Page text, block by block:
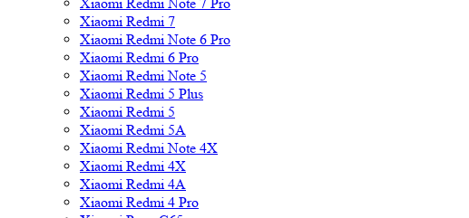
Xiaomi Redmi 7
Xiaomi Redmi Note 6 Pro
Xiaomi Redmi 6 Pro
Xiaomi Redmi Note 5
Xiaomi Redmi 5 Plus
Xiaomi Redmi 5
Xiaomi Redmi 5A
Xiaomi Redmi Note 4X
Xiaomi Redmi 4X
Xiaomi Redmi 4A
Xiaomi Redmi 4 Pro